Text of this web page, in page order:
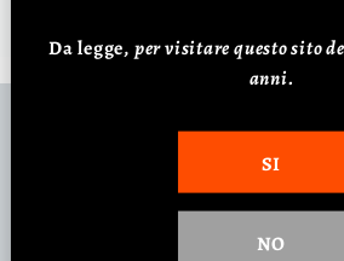
Potrebbe
Da legge, per visitare questo sito
anni.
SI
NO